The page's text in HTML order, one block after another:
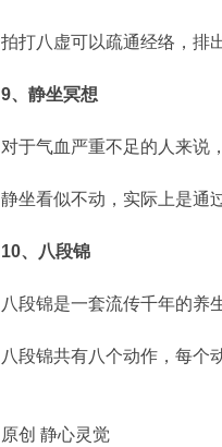
拍打八虚可以疏通经络，排
9、静坐冥想
对于气血严重不足的人来说
静坐看似不动，实际上是通
10、八段锦
八段锦是一套流传千年的养
八段锦共有八个动作，每个
原创 静心灵觉